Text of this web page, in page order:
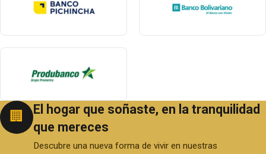
🏢
El hogar que soñaste, en la tranquilidad
que mereces
Descubre una nueva forma de vivir en nuestras